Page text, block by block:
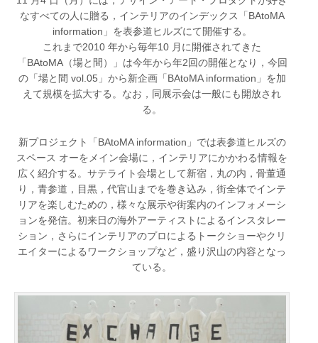
なすべての人に贈る，インテリアのインデックス「BAtoMA
information」を表参道ヒルズにて開催する。
これまで2010 年から毎年10 月に開催されてきた
「BAtoMA（場と間）」は今年から年2回の開催となり，今回
の「場と間 vol.05」から新企画「BAtoMA information」を加
えて規模を拡大する。なお，同展示会は一般にも開放され
る。
新プロジェクト「BAtoMA information」では表参道ヒルズの
スペース オーをメイン会場に，インテリアにかかわる情報を
広く紹介する。サテライト会場として新宿，丸の内，骨董通
り，青参道，目黒，代官山までを巻き込み，街全体でインテ
リアを楽しむための，様々な展示や街案内のインフォメーシ
ョンを発信。初来日の海外アーティストによるインスタレー
ション，さらにインテリアのプロによるトークショーやクリ
エイターによるワークショップなど，盛り沢山の内容となっ
ている。